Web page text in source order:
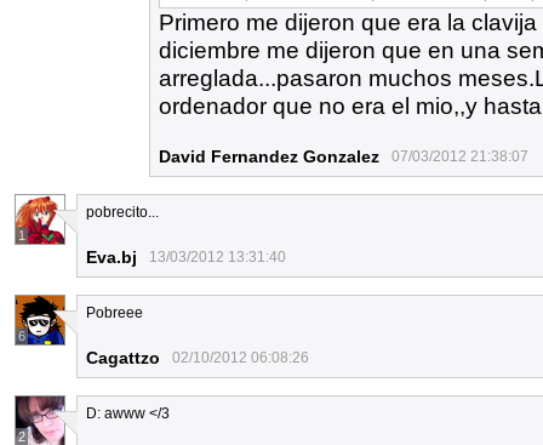
Primero me dijeron que era la
diciembre me dijeron que en una
arreglada...pasaron muchos
ordenador que no era el mio,,y
David Fernandez Gonzalez 07/03/2012 21:38:07
1
pobrecito...
Eva.bj 13/03/2012 13:31:40
6
Pobreee
Cagattzo 02/10/2012 06:08:26
2
D: awww </3